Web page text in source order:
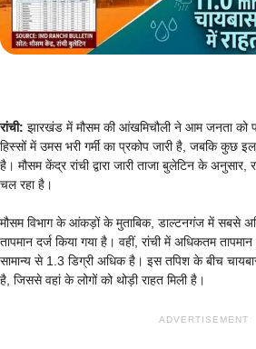
रांची: झारखंड में मौसम की आंखमिचौली ने आम जनता को
हिस्सों में उमस भरी गर्मी का प्रकोप जारी है, जबकि कुछ
है। मौसम केंद्र रांची द्वारा जारी ताजा बुलेटिन के अनुसार,
चल रहा है।
मौसम विभाग के आंकड़ों के मुताबिक, डाल्टनगंज में सबसे
तापमान दर्ज किया गया है। वहीं, रांची में अधिकतम
सामान्य से 1.3 डिग्री अधिक है। इस तपिश के बीच
है, जिससे वहां के लोगों को थोड़ी राहत मिली है।
ADVERTISEMENT